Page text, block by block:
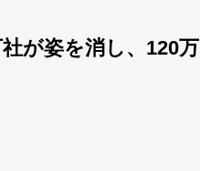
が姿を消し、120万